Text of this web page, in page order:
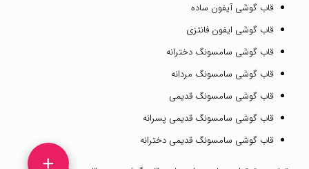
قاب گوشی آیفون ساده
قاب گوشی ایفون فانتزی
قاب گوشی سامسونگ دخترانه
قاب گوشی سامسونگ مردانه
قاب گوشی سامسونگ قدیمی
قاب گوشی سامسونگ قدیمی پسرانه
قاب گوشی سامسونگ قدیمی دخترانه
+